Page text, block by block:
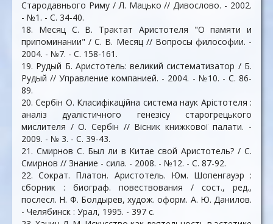
Стародавнього Риму / Л. Мацько // Дивослово. - 2002.
- №1. - С. 34-40.
18. Месяц С. В. Трактат Аристотеля "О памяти и
припоминании" / С. В. Месяц // Вопросы философии. -
2004. - №7. - С. 158-161.
19. Рудый Б. Аристотель: великий систематизатор / Б.
Рудый // Управление компанией. - 2004. - №10. - С. 86-
89.
20. Сербін О. Класифікаційна система наук Арістотеля :
аналіз дуалістичного генезісу старогрецького
мислителя / О. Сербін // Вісник книжкової палати. -
2009. - № 3. - С. 39-43.
21. Смирнов С. Был ли в Китае свой Аристотель? / С.
Смирнов // Знание - сила. - 2008. - №12. - С. 87-92.
22. Сократ. Платон. Аристотель. Юм. Шопенгауэр :
сборник : биограф. повествования / сост., ред.,
послесл. Н. Ф. Болдырев, худож. оформ. А. Ю. Данилов.
- Челябинск : Урал, 1995. - 397 c.